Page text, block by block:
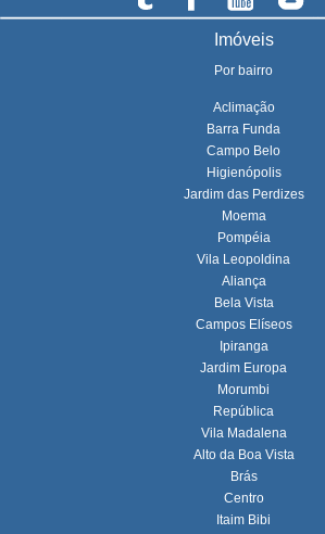
Imóveis
Por bairro
Aclimação
Barra Funda
Campo Belo
Higienópolis
Jardim das Perdizes
Moema
Pompéia
Vila Leopoldina
Aliança
Bela Vista
Campos Elíseos
Ipiranga
Jardim Europa
Morumbi
República
Vila Madalena
Alto da Boa Vista
Brás
Centro
Itaim Bibi